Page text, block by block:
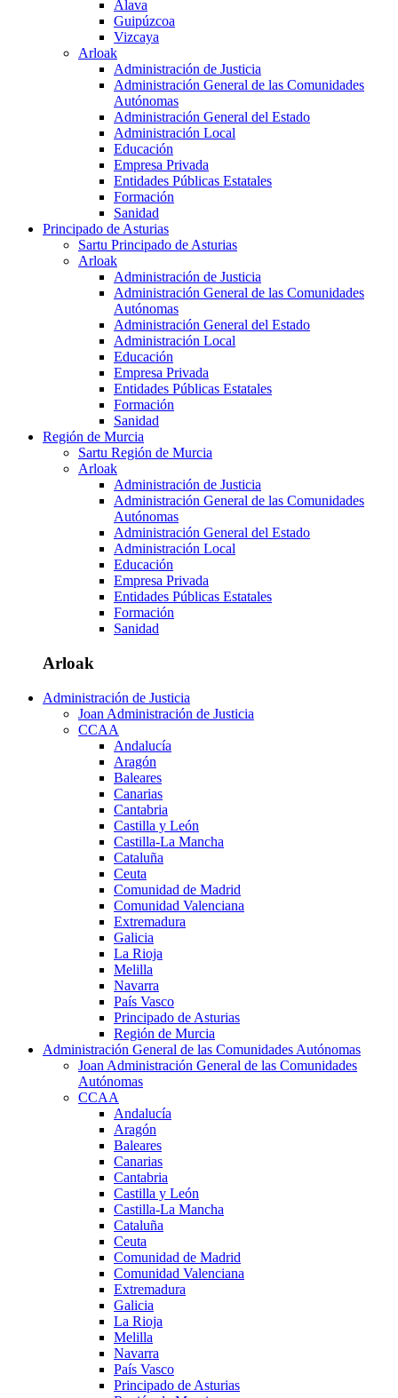
Álava
Guipúzcoa
Vizcaya
Arloak
Administración de Justicia
Administración General de las Comunidades
Autónomas
Administración General del Estado
Administración Local
Educación
Empresa Privada
Entidades Públicas Estatales
Formación
Sanidad
Principado de Asturias
Sartu Principado de Asturias
Arloak
Administración de Justicia
Administración General de las Comunidades
Autónomas
Administración General del Estado
Administración Local
Educación
Empresa Privada
Entidades Públicas Estatales
Formación
Sanidad
Región de Murcia
Sartu Región de Murcia
Arloak
Administración de Justicia
Administración General de las Comunidades
Autónomas
Administración General del Estado
Administración Local
Educación
Empresa Privada
Entidades Públicas Estatales
Formación
Sanidad
Arloak
Administración de Justicia
Joan Administración de Justicia
CCAA
Andalucía
Aragón
Baleares
Canarias
Cantabria
Castilla y León
Castilla-La Mancha
Cataluña
Ceuta
Comunidad de Madrid
Comunidad Valenciana
Extremadura
Galicia
La Rioja
Melilla
Navarra
País Vasco
Principado de Asturias
Región de Murcia
Administración General de las Comunidades Autónomas
Joan Administración General de las Comunidades
Autónomas
CCAA
Andalucía
Aragón
Baleares
Canarias
Cantabria
Castilla y León
Castilla-La Mancha
Cataluña
Ceuta
Comunidad de Madrid
Comunidad Valenciana
Extremadura
Galicia
La Rioja
Melilla
Navarra
País Vasco
Principado de Asturias